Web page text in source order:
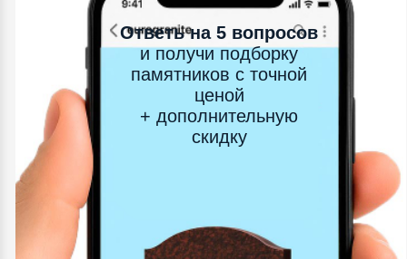
Ответь на 5 вопросов
и получи подборку
памятников с точной
ценой
+ дополнительную
скидку